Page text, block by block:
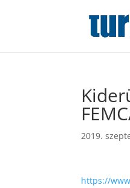
2019.
https://